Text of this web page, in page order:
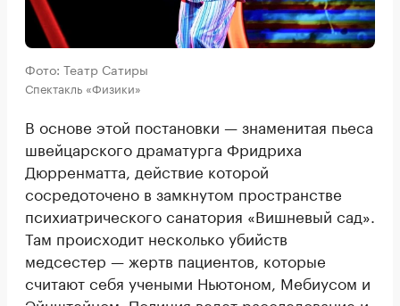
Фото: Театр Сатиры
Спектакль «Физики»
В основе этой постановки — знаменитая пьеса
швейцарского драматурга Фридриха
Дюрренматта, действие которой
сосредоточено в замкнутом пространстве
психиатрического санатория «Вишневый сад».
Там происходит несколько убийств
медсестер — жертв пациентов, которые
считают себя учеными Ньютоном, Мебиусом и